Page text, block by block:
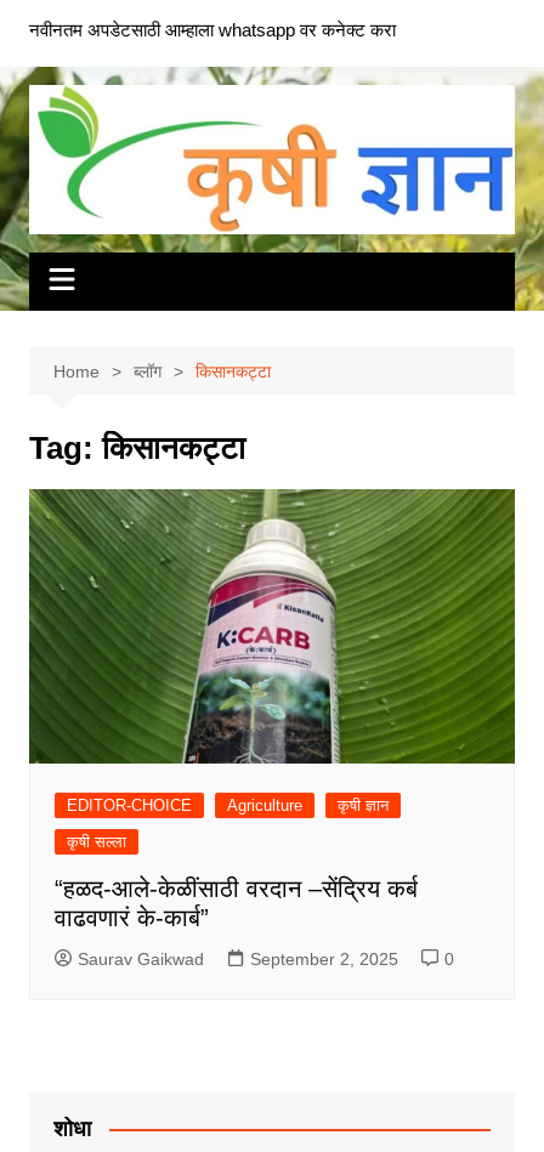
content
नवीनतम अपडेटसाठी आम्हाला whatsapp वर कनेक्ट करा
Home ब्लॉग किसानकट्टा
Tag:किसानकट्टा
EDITOR-CHOICE Agriculture
कृषी ज्ञान
कृषी सल्ला
“हळद-आले-केळींसाठी वरदान –सेंद्रिय कर्ब
वाढवणारं के-कार्ब”
Saurav Gaikwad September 2, 2025 0
शोधा